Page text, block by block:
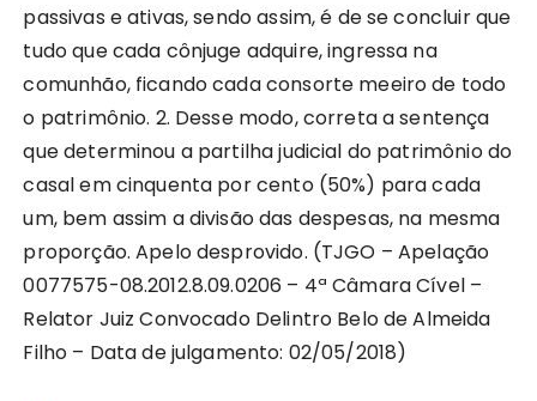
passivas e ativas, sendo assim, é de se concluir que
tudo que cada cônjuge adquire, ingressa na
comunhão, ficando cada consorte meeiro de todo
o patrimônio. 2. Desse modo, correta a sentença
que determinou a partilha judicial do patrimônio do
casal em cinquenta por cento (50%) para cada
um, bem assim a divisão das despesas, na mesma
proporção. Apelo desprovido. (TJGO – Apelação
0077575-08.2012.8.09.0206 – 4ª Câmara Cível –
Relator Juiz Convocado Delintro Belo de Almeida
Filho – Data de julgamento: 02/05/2018)